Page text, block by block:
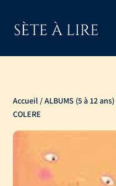
Accueil /ALBUMS (5 à 12 ans)
COLERE